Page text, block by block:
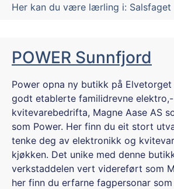
Her kan du være lærling i: Salsfaget
POWER Sunnfjord
Power opna ny butikk på
godt etablerte familidrevne
kvitevarebedrifta, Magne Aase AS
som Power. Her finn du eit stort
tenke deg av elektronikk og
kjøkken. Det unike med denne
verkstaddelen vert videreført som
her finn du erfarne fagpersonar